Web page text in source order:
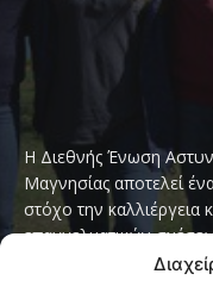
Η Διεθνής Ένωση
Μαγνησίας αποτελεί
στόχο την καλλιέργεια
επαγγελματικών
παγκόσμιο σύνθημα